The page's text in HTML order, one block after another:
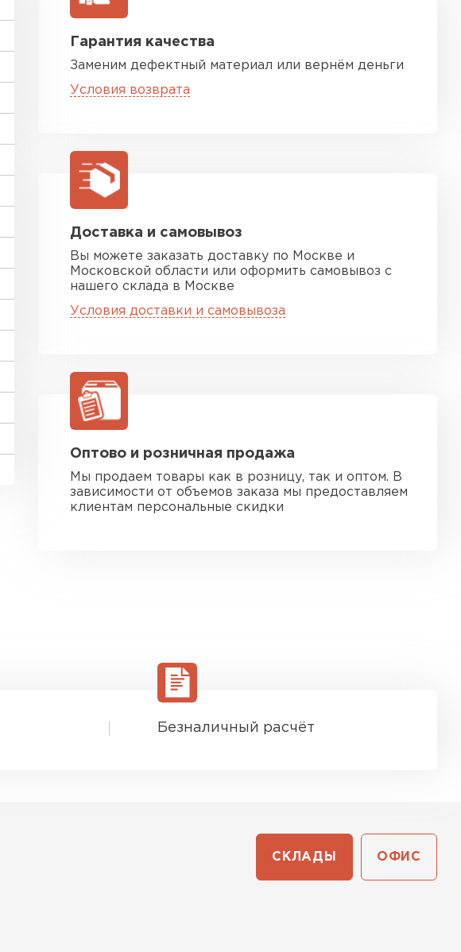
Гарантия качества
Заменим дефектный материал или вернём деньги
Условия возврата
Доставка и самовывоз
Вы можете заказать доставку по Москве и
Московской области или оформить самовывоз с
нашего склада в Москве
Условия доставки и самовывоза
Оптово и розничная продажа
Мы продаем товары как в розницу, так и оптом. В
зависимости от объемов заказа мы предоставляем
клиентам персональные скидки
Безналичный расчёт
СКЛАДЫ ОФИС